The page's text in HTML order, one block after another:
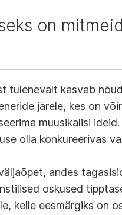
on mitmeid
tulenevalt kasvab
järele, kes on
muusikalisi ideid.
olla konkureerivas
andes
oskused
kelle eesmärgiks on